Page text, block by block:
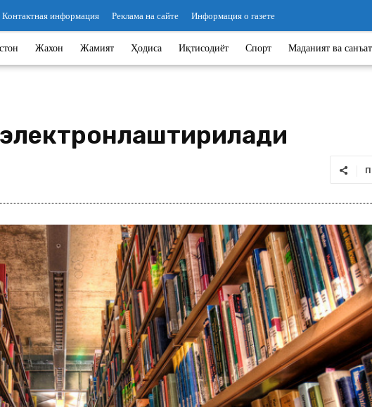
Контактная информация Реклама на сайте Информация о газете
Жахон Жамият Ҳодиса Иқтисодиёт Спорт Маданият ва санъат
электронлаштирилади